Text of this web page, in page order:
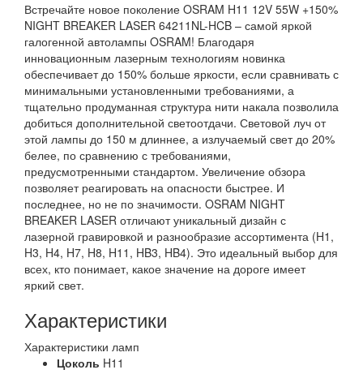
Встречайте новое поколение OSRAM H11 12V 55W +150%
NIGHT BREAKER LASER 64211NL-HCB – самой яркой
галогенной автолампы OSRAM! Благодаря
инновационным лазерным технологиям новинка
обеспечивает до 150% больше яркости, если сравнивать с
минимальными установленными требованиями, а
тщательно продуманная структура нити накала позволила
добиться дополнительной светоотдачи. Световой луч от
этой лампы до 150 м длиннее, а излучаемый свет до 20%
белее, по сравнению с требованиями,
предусмотренными стандартом. Увеличение обзора
позволяет реагировать на опасности быстрее. И
последнее, но не по значимости. OSRAM NIGHT
BREAKER LASER отличают уникальный дизайн с
лазерной гравировкой и разнообразие ассортимента (H1,
H3, H4, H7, H8, H11, HB3, HB4). Это идеальный выбор для
всех, кто понимает, какое значение на дороге имеет
яркий свет.
Характеристики
Характеристики ламп
Цоколь H11